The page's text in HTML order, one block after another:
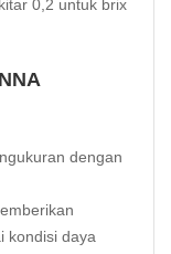
0,2 untuk brix
dengan
kondisi daya